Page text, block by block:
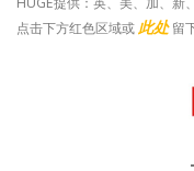
点击下方红色区域或此处 留